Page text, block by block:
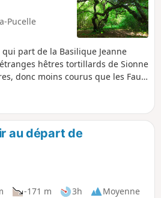
Pucelle
part de la Basilique Jeanne
hêtres tortillards de Sionne
donc moins courus que les Faux
découvrir un dolmen bien caché.
visite de Domrémy-la-Pucelle.
au départ de
-171 m 3h
Moyenne